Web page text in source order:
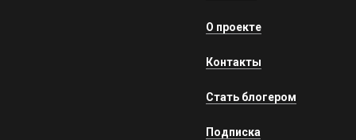
О проекте
Контакты
Стать блогером
Подписка